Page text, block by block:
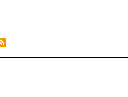
ィード